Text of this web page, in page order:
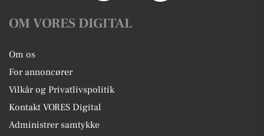
OM VORES DIGITAL
Om os
For annoncører
Vilkår og Privatlivspolitik
Kontakt VORES Digital
Administrer samtykke